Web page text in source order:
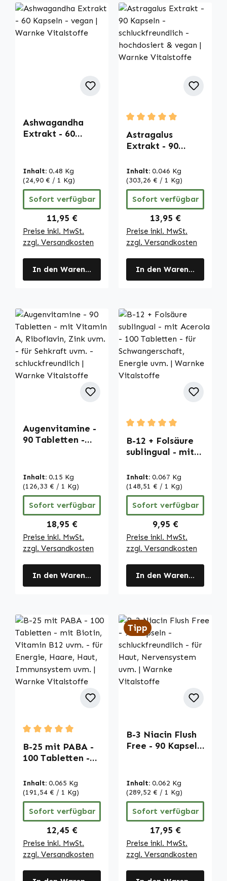
Ashwagandha
Extrakt - 60
Vitalstoffe
Inhalt: 0.48 Kg
(24,90 € / 1 Kg)
Sofort verfügbar
Regulärer Preis:
11,95 €
Preise inkl. MwSt.
zzgl. Versandkosten
In den Warenkorb
Durchschnittliche
Astragalus
Extrakt - 90
schluckfreundlich
- hochdosiert &
vegan | Warnke
Vitalstoffe
Inhalt: 0.046 Kg
(303,26 € / 1 Kg)
Sofort verfügbar
Regulärer Preis:
13,95 €
Preise inkl. MwSt.
zzgl. Versandkosten
In den Warenkorb
Augenvitamine -
90 Tabletten -
uvm. - für
Sehkraft uvm. -
schluckfreundlich
| Warnke
Vitalstoffe
Inhalt: 0.15 Kg
(126,33 € / 1 Kg)
Sofort verfügbar
Regulärer Preis:
18,95 €
Preise inkl. MwSt.
zzgl. Versandkosten
In den Warenkorb
Durchschnittliche
B-12 + Folsäure
sublingual - mit
Tabletten - für
Schwangerschaft,
Energie uvm. |
Warnke
Vitalstoffe
Inhalt: 0.067 Kg
(148,51 € / 1 Kg)
Sofort verfügbar
Regulärer Preis:
9,95 €
Preise inkl. MwSt.
zzgl. Versandkosten
In den Warenkorb
Durchschnittliche Bewertung von 5 von 5 Sternen
B-25 mit PABA -
100 Tabletten -
Vitamin B12 uvm.
- für Energie,
Haare, Haut,
Immunsystem
uvm. | Warnke
Vitalstoffe
Inhalt: 0.065 Kg
(191,54 € / 1 Kg)
Sofort verfügbar
Regulärer Preis:
12,45 €
Preise inkl. MwSt.
zzgl. Versandkosten
Tipp
B-3 Niacin Flush
Free - 90 Kapseln
- für Haut,
Nervensystem
uvm. | Warnke
Vitalstoffe
Inhalt: 0.062 Kg
(289,52 € / 1 Kg)
Sofort verfügbar
Regulärer Preis:
17,95 €
Preise inkl. MwSt.
zzgl. Versandkosten